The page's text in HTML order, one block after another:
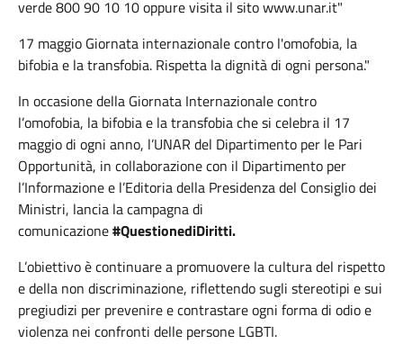
verde 800 90 10 10 oppure visita il sito www.unar.it"
17 maggio Giornata internazionale contro l'omofobia, la
bifobia e la transfobia. Rispetta la dignità di ogni persona."
In occasione della Giornata Internazionale contro
l’omofobia, la bifobia e la transfobia che si celebra il 17
maggio di ogni anno, l’UNAR del Dipartimento per le Pari
Opportunità, in collaborazione con il Dipartimento per
l’Informazione e l’Editoria della Presidenza del Consiglio dei
Ministri, lancia la campagna di
comunicazione#QuestionediDiritti.
L’obiettivo è continuare a promuovere la cultura del rispetto
e della non discriminazione, riflettendo sugli stereotipi e sui
pregiudizi per prevenire e contrastare ogni forma di odio e
violenza nei confronti delle persone LGBTI.